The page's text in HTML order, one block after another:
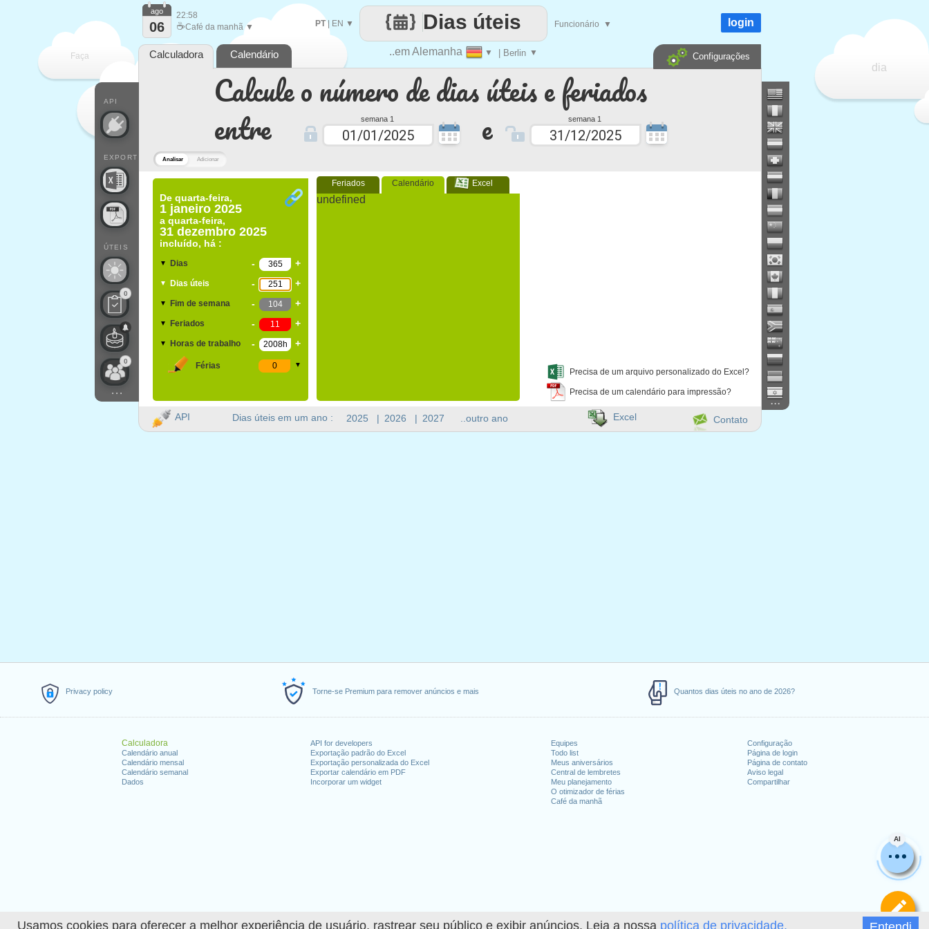
Usamos cookies para oferecer a melhor experiência de usuário, rastrear seu público e exibir anúncios. Leia a nossa política de privacidade.
Privacy policy Torne-se Premium para remover anúncios e mais Quantos dias úteis no ano de 2026?
Calculadora
Calendário anual
Calendário mensal
Calendário semanal
Dados
API for developers
Exportação padrão do Excel
Exportação personalizada do Excel
Exportar calendário em PDF
Incorporar um widget
Equipes
Todo list
Meus aniversários
Central de lembretes
Meu planejamento
O otimizador de férias
Café da manhã
Configuração
Página de login
Página de contato
Aviso legal
Compartilhar
Analisar Adicionar
Calcule o número de dias úteis e feriados
entre
semana 1 e semana 1
De quarta-feira,
1 janeiro 2025
a quarta-feira,
31 dezembro 2025
incluído, há :
▼ Dias - +
▼ Dias úteis - +
▼ Fim de semana - +
▼ Feriados - +
▼ Horas de trabalho - +
Férias ▼
Feriados Calendário Excel
undefined
Precisa de um arquivo personalizado do Excel?
Precisa de um calendário para impressão?
AI
Faça
dia
..em Alemanha ▼ | Berlin ▼
Dias úteis
PT| EN ▼ Funcionário ▼
API
EXPORT
ÚTEIS
0
0
...
ago
06
22:58
☕Café da manhã ▼ login
Calculadora Calendário Configurações
Dias úteis em um ano : 2025 | 2026 | 2027 ..outro ano
...
API Contato
Excel